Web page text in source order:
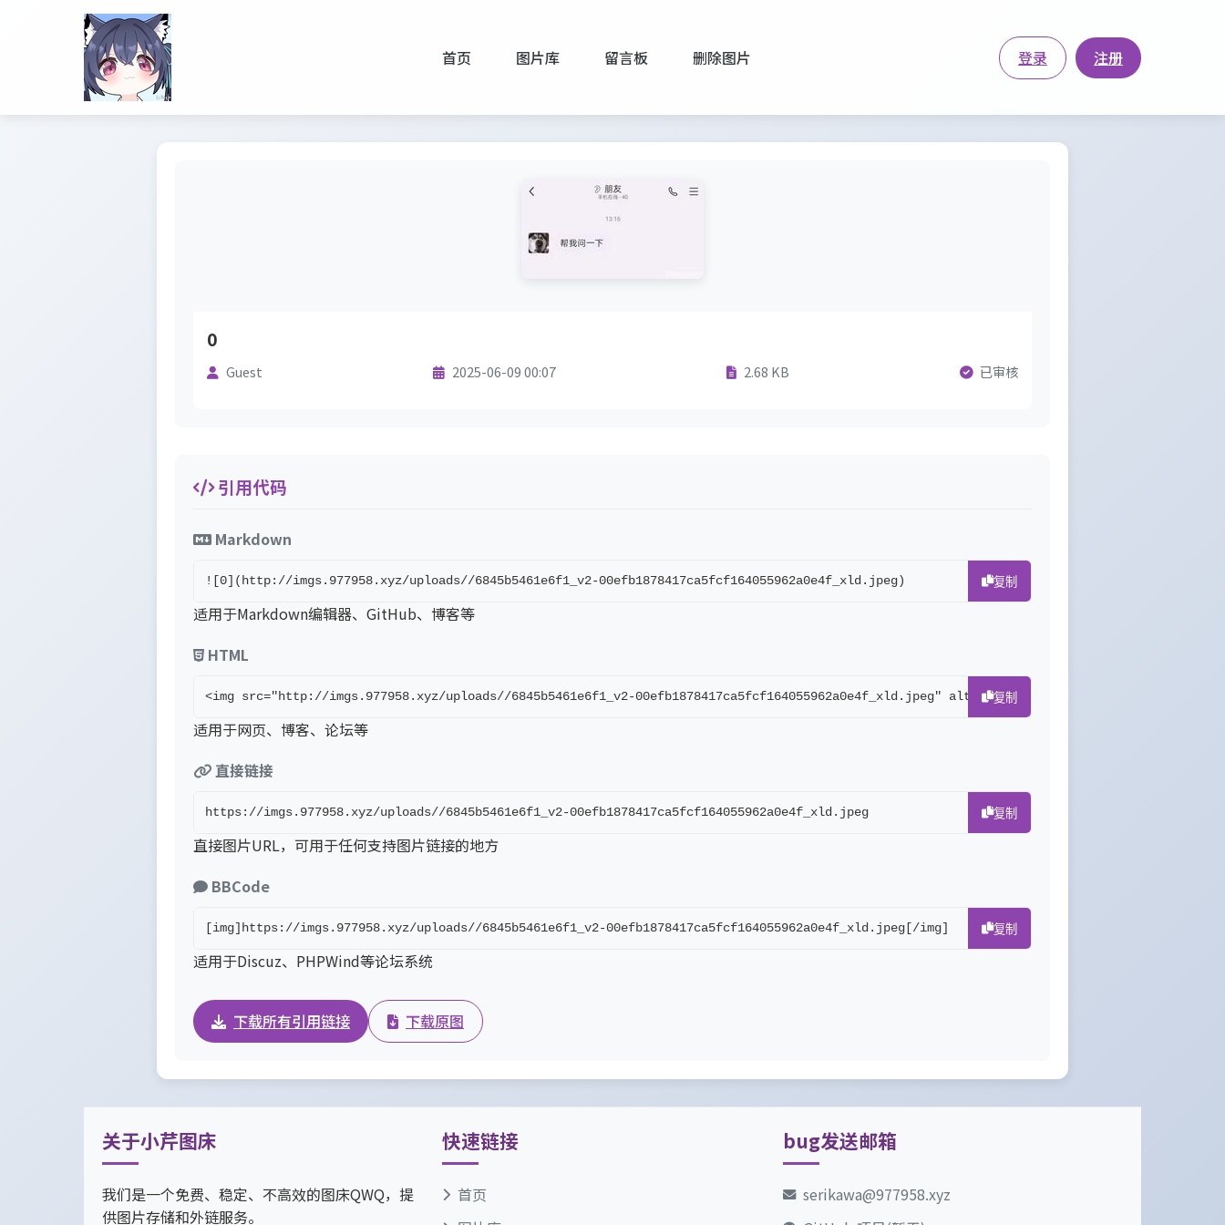
首页 图片库 留言板 删除图片 登录 注册
0
Guest 2025-06-09 00:07 2.68 KB 已审核
引用代码
Markdown
![0](http://imgs.977958.xyz/uploads//6845b5461e6f1_v2-00efb1878417ca5fcf164055962a0e4f_xld.jpeg) 复制
适用于Markdown编辑器、GitHub、博客等
HTML
<img src="http://imgs.977958.xyz/uploads//6845b5461e6f1_v2-00efb1878417ca5fcf164055962a0e4f_xld.jpeg" alt="0">
复制
适用于网页、博客、论坛等
直接链接
https://imgs.977958.xyz/uploads//6845b5461e6f1_v2-00efb1878417ca5fcf164055962a0e4f_xld.jpeg 复制
直接图片URL，可用于任何支持图片链接的地方
BBCode
[img]https://imgs.977958.xyz/uploads//6845b5461e6f1_v2-00efb1878417ca5fcf164055962a0e4f_xld.jpeg[/img] 复制
适用于Discuz、PHPWind等论坛系统
下载所有引用链接 下载原图
关于小芹图床
我们是一个免费、稳定、不高效的图床QWQ，提
供图片存储和外链服务。
快速链接
首页
bug发送邮箱
serikawa@977958.xyz